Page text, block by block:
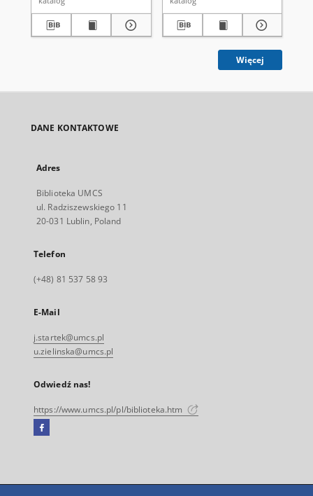
Więcej
DANE KONTAKTOWE
Adres
Biblioteka UMCS
ul. Radziszewskiego 11
20-031 Lublin, Poland
Telefon
(+48) 81 537 58 93
E-Mail
j.startek@umcs.pl
u.zielinska@umcs.pl
Odwiedź nas!
https://www.umcs.pl/pl/biblioteka.htm
Facebook
się